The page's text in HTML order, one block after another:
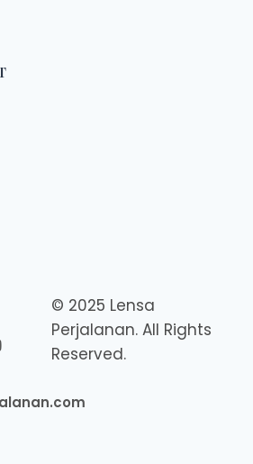
© 2025 Lensa
Perjalanan. All Rights
Reserved.